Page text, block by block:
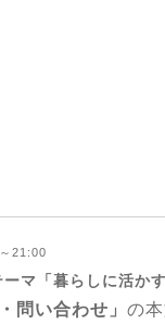
21:00
マ「暮らしに活かす
問い合わせ」 の